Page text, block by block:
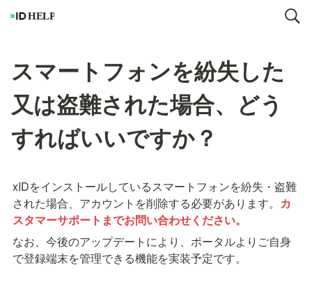
スマートフォンを紛失した
又は盗難された場合、どう
すればいいですか？
xIDをインストールしているスマートフォンを紛失・盗難
された場合、アカウントを削除する必要があります。 カ
スタマーサポートまでお問い合わせください。
なお、今後のアップデートにより、ポータルよりご自身
で登録端末を管理できる機能を実装予定です。